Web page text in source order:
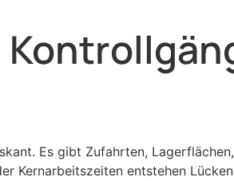
Es gibt Zufahrten,
Kernarbeitszeiten entstehen